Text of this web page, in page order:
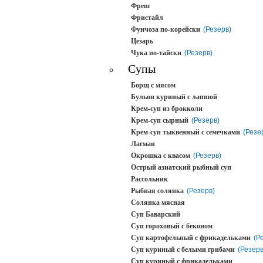
Фреш
Фристайл
Фунчоза по-корейски (Резерв)
Цезарь
Чука по-тайски (Резерв)
Супы
Борщ с мясом
Бульон куриный с лапшой
Крем-суп из брокколи
Крем-суп сырный (Резерв)
Крем-суп тыквенный с семечками
Лагман
Окрошка с квасом (Резерв)
Острый азиатский рыбный суп
Рассольник
Рыбная солянка (Резерв)
Солянка мясная
Суп Баварский
Суп гороховый с беконом
Суп картофельный с фрикадельками
Суп куриный с белыми грибами
Суп куриный с фрикадельками